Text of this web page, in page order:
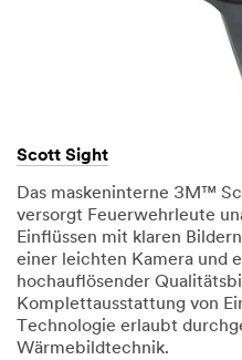
Scott Sight
Das maskeninterne 3M™
versorgt Feuerwehrleute
Einflüssen mit klaren
einer leichten Kamera und
hochauflösender
Komplettausstattung von
Technologie erlaubt
Wärmebildtechnik.